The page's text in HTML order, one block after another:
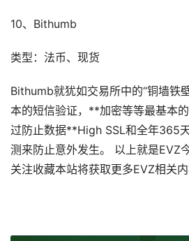
10、Bithumb
类型：法币、现货
Bithumb就犹如交易所中的“铜墙铁
本的短信验证，**加密等等最基本
过防止数据**High SSL和全年365
测来防止意外发生。 以上就是EVZ
关注收藏本站将获取更多EVZ相关内